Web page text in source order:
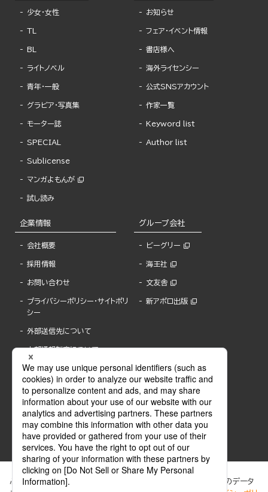
少女・女性
TL
BL
ライトノベル
青年・一般
グラビア・写真集
モーター誌
SPECIAL
Sublicense
マンガよもんが
試し読み
お知らせ
フェア・イベント情報
書店様へ
海外ライセンシー
公式SNSアカウント
作家一覧
Keyword list
Author list
企業情報
会社概要
採用情報
お問い合わせ
プライバシーポリシー・サイトポリ
シー
外部送信先について
内部通報制度について
グループ会社
ビーグリー
海王社
文友舎
新アポロ出版
ぶんか社が運営するサイトでは、利便性向上のためにCookie等のデータ